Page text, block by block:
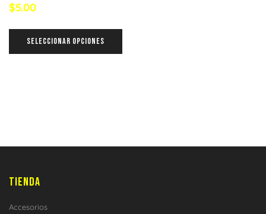
$5.00
SELECCIONAR OPCIONES
TIENDA
Accesorios